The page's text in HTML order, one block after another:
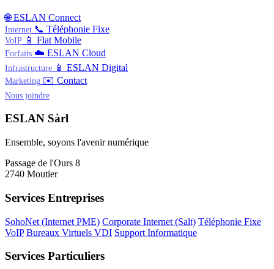
🌐 ESLAN Connect
Internet 📞 Téléphonie Fixe
VoIP 📱 Flat Mobile
Forfaits ☁️ ESLAN Cloud
Infrastructure 📱 ESLAN Digital
Marketing ✉️ Contact
Nous joindre
ESLAN Sàrl
Ensemble, soyons l'avenir numérique
Passage de l'Ours 8
2740 Moutier
Services Entreprises
SohoNet (Internet PME) Corporate Internet (Salt) Téléphonie Fixe
VoIP Bureaux Virtuels VDI Support Informatique
Services Particuliers